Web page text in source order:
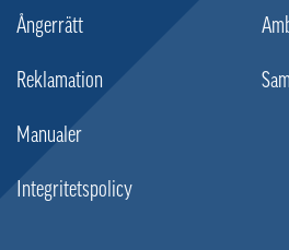
Ångerrätt
Reklamation
Manualer
Integritetspolicy